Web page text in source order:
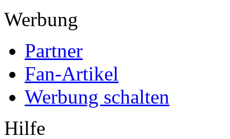
Werbung
Partner
Fan-Artikel
Werbung schalten
Hilfe